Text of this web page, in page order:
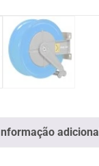
Informação adicional